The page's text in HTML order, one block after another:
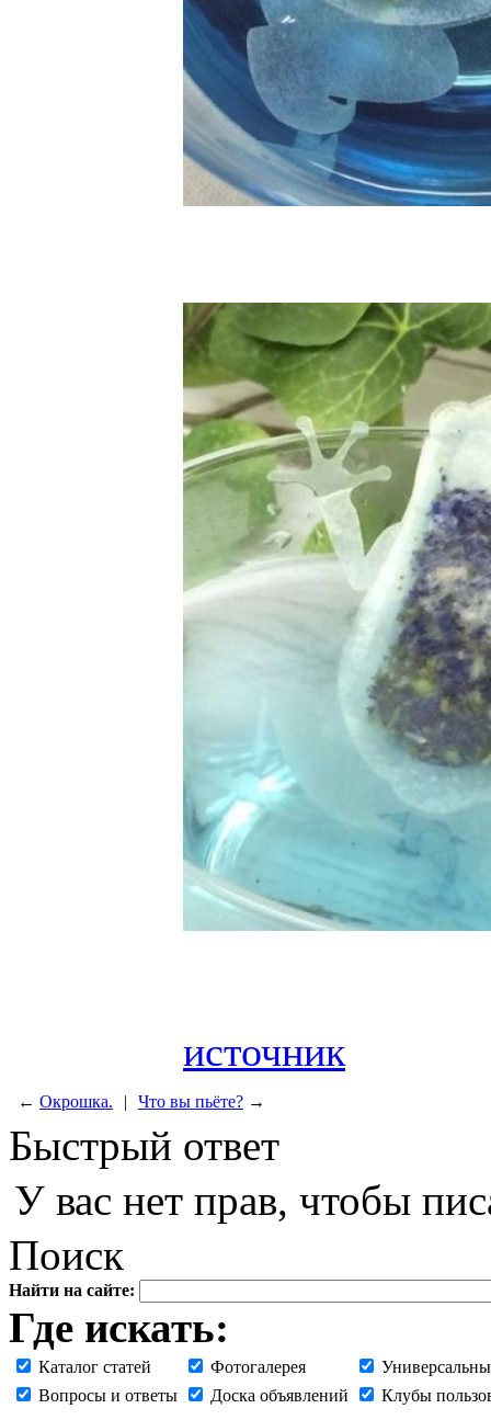
источник
← Окрошка. | Что вы пьёте? →
Быстрый ответ
У вас нет прав, чтобы
Поиск
Найти на сайте:
Где искать:
Каталог статей Фотогалерея
Вопросы и ответы
Доска объявлений Клубы